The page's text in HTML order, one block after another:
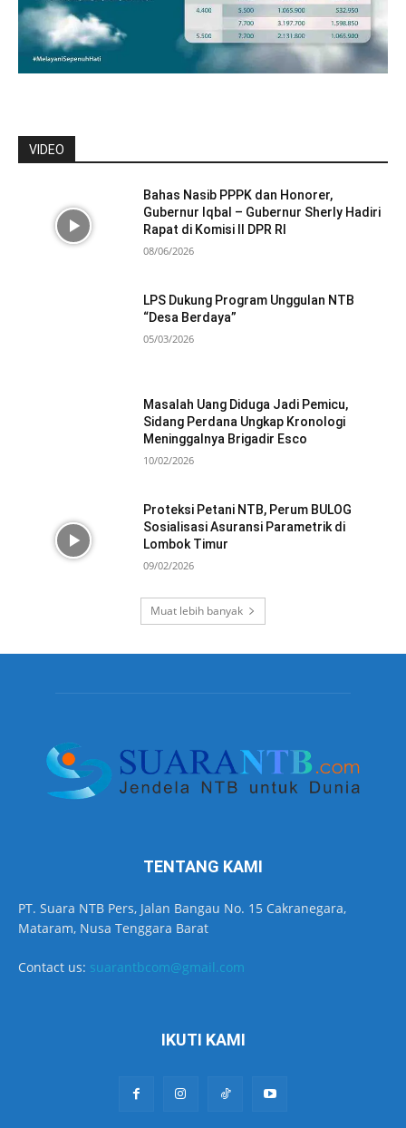
VIDEO
Bahas Nasib PPPK dan Honorer,
Gubernur Iqbal – Gubernur Sherly Hadiri
Rapat di Komisi II DPR RI
08/06/2026
LPS Dukung Program Unggulan NTB
“Desa Berdaya”
05/03/2026
Masalah Uang Diduga Jadi Pemicu,
Sidang Perdana Ungkap Kronologi
Meninggalnya Brigadir Esco
10/02/2026
Proteksi Petani NTB, Perum BULOG
Sosialisasi Asuransi Parametrik di
Lombok Timur
09/02/2026
Muat lebih banyak
TENTANG KAMI
PT. Suara NTB Pers, Jalan Bangau No. 15 Cakranegara,
Mataram, Nusa Tenggara Barat
Contact us: suarantbcom@gmail.com
IKUTI KAMI